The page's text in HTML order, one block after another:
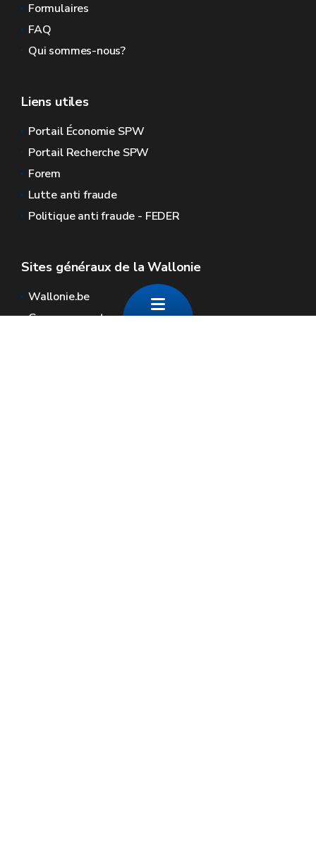
Formulaires
FAQ
Qui sommes-nous?
Liens utiles
Portail Économie SPW
Portail Recherche SPW
Forem
Lutte anti fraude
Politique anti fraude - FEDER
Sites généraux de la Wallonie
Wallonie.be
Gouvernement wallon